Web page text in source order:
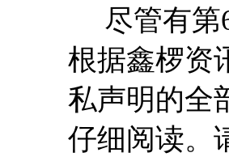
尽管有第
根据鑫椤资
私声明的全
仔细阅读。